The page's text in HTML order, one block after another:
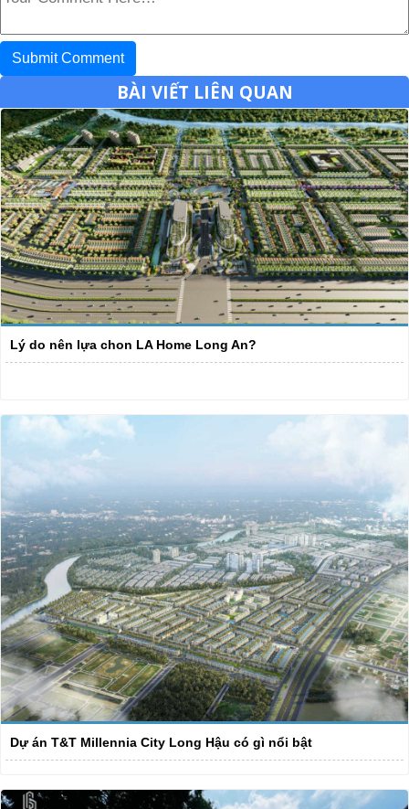
BÀI VIẾT LIÊN QUAN
Lý do nên lựa chon LA Home Long An?
Dự án T&T Millennia City Long Hậu có gì nổi bật